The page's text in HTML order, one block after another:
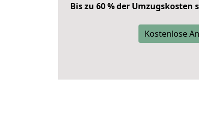
Bis zu 60 % der Umzugskosten
Kostenlose